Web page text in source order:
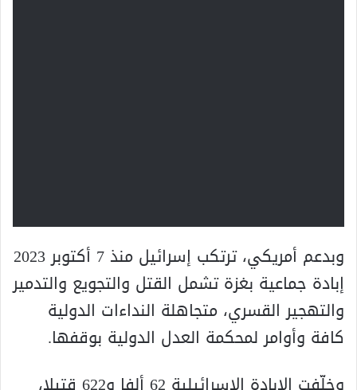
وبدعم أمريكي، ترتكب إسرائيل منذ 7 أكتوبر 2023
إبادة جماعية بغزة تشمل القتل والتجويع والتدمير
والتهجير القسري، متجاهلة النداءات الدولية
كافة وأوامر لمحكمة العدل الدولية بوقفها.